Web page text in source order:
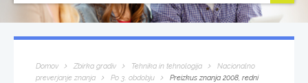
Domov Zbirka gradiv Tehnika in tehnologija
Nacionalno
preverjanje znanja
Po 3. obdobju
Preizkus znanja 2008, redni